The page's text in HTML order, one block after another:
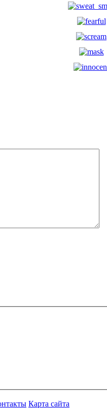
Карта сайта